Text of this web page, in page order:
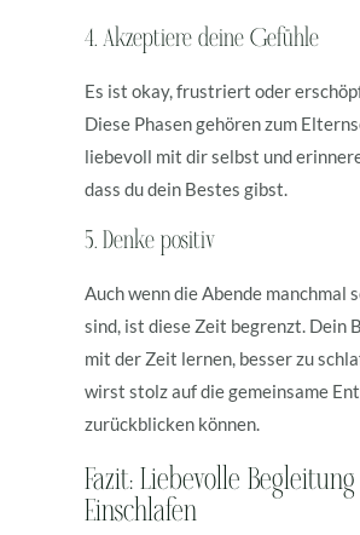
4. Akzeptiere deine Gefühle
Es ist okay, frustriert oder
Diese Phasen gehören zum
liebevoll mit dir selbst und
dass du dein Bestes gibst.
5. Denke positiv
Auch wenn die Abende manchmal
sind, ist diese Zeit begrenzt. Dein
mit der Zeit lernen, besser zu
wirst stolz auf die gemeinsame
zurückblicken können.
Fazit: Liebevolle
Einschlafen